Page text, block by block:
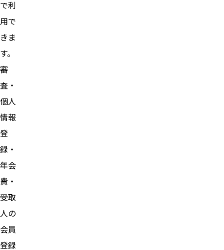
で利
用で
きま
す。
審
査・
個人
情報
登
録・
年会
費・
受取
人の
会員
登録